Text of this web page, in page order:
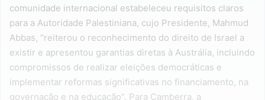
comunidade internacional estabeleceu requisitos claros
para a Autoridade Palestiniana, cujo Presidente, Mahmud
Abbas, “reiterou o reconhecimento do direito de Israel a
existir e apresentou garantias diretas à Austrália, incluindo
compromissos de realizar eleições democráticas e
implementar reformas significativas no financiamento, na
governação e na educação”. Para Camberra, a